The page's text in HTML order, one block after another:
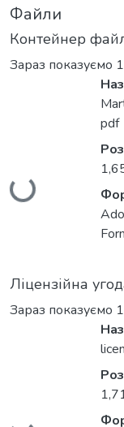
Файли
Контейнер
Зараз показуємо
Вантажиться...
pdf
Ліцензійна
Зараз показуємо